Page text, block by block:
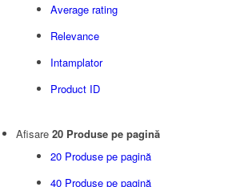
Average rating
Relevance
Intamplator
Product ID
Afisare 20 Produse pe pagină
20 Produse pe pagină
40 Produse pe pagină